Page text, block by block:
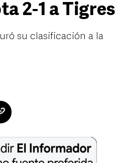
2-1 a Tigres
su clasificación a la